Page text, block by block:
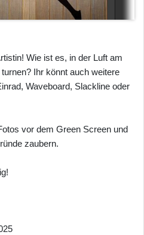
Wie ist es, in der Luft am
Ihr könnt auch weitere
Waveboard, Slackline oder
vor dem Green Screen und
zaubern.